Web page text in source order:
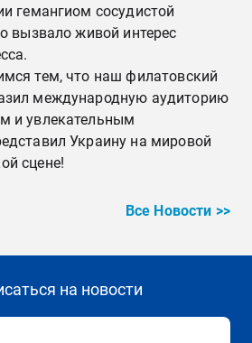
гемангиом сосудистой
вызвало живой интерес
тем, что наш филатовский
международную аудиторию
и увлекательным
Украину на мировой
сцене!
Все Новости >>
на новости